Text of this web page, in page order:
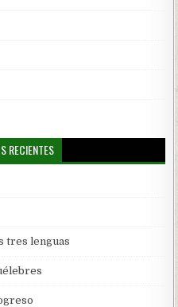
RECIENTES
tres lenguas